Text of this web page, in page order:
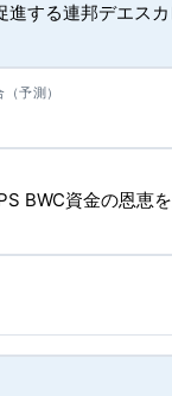
進する連邦デエス
BWC資金の恩恵